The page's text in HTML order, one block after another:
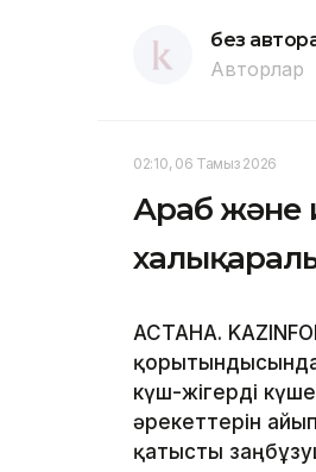
без
Авторлар
02:10, 06 Тамыз 2026
Араб және
АСТАНА.
күш-жігерді
әрекеттерін
қатысты